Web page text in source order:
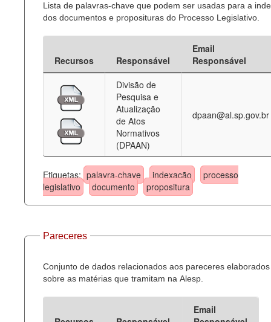
Lista de palavras-chave que podem ser usadas para a
dos documentos e proposituras do Processo Legislativo.
Recursos Responsável
Email
Responsável
Divisão de
Pesquisa e
Atualização
de Atos
Normativos
(DPAAN)
dpaan@al.sp.gov.br
Etiquetas: palavra-chave indexação
processo
legislativo
documento propositura
Pareceres
Conjunto de dados relacionados aos pareceres elaborados
sobre as matérias que tramitam na Alesp.
Email